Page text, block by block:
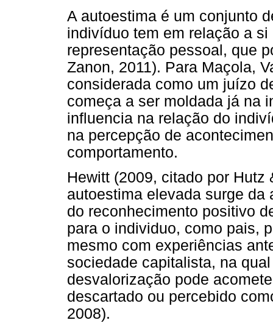
A autoestima é um conjunto
indivíduo tem em relação a
representação pessoal, que
Zanon, 2011). Para Maçola,
considerada como um juízo
começa a ser moldada já na
influencia na relação do
na percepção de
comportamento.
Hewitt (2009, citado por Hutz
autoestima elevada surge
do reconhecimento positivo
para o individuo, como pais,
mesmo com experiências
sociedade capitalista, na
desvalorização pode
descartado ou percebido
2008).